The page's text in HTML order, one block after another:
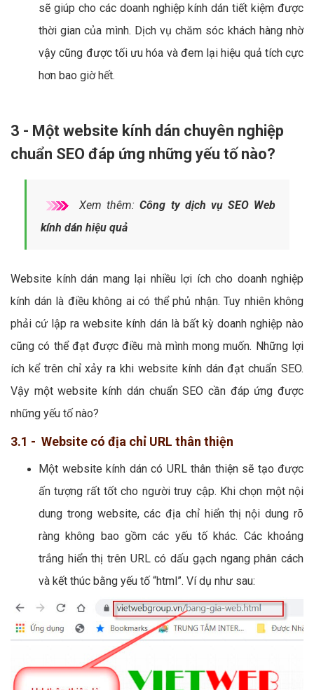
sẽ giúp cho các doanh nghiệp kính dán tiết kiệm được
thời gian của mình. Dịch vụ chăm sóc khách hàng nhờ
vậy cũng được tối ưu hóa và đem lại hiệu quả tích cực
hơn bao giờ hết.
3 - Một website kính dán chuyên nghiệp
chuẩn SEO đáp ứng những yếu tố nào?
Xem thêm:Công ty dịch vụ SEO Web
kính dán hiệu quả
Website kính dán mang lại nhiều lợi ích cho doanh nghiệp
kính dán là điều không ai có thể phủ nhận. Tuy nhiên không
phải cứ lập ra website kính dán là bất kỳ doanh nghiệp nào
cũng có thể đạt được điều mà mình mong muốn. Những lợi
ích kể trên chỉ xảy ra khi website kính dán đạt chuẩn SEO.
Vậy một website kính dán chuẩn SEO cần đáp ứng được
những yếu tố nào?
3.1 - Website có địa chỉ URL thân thiện
Một website kính dán có URL thân thiện sẽ tạo được
ấn tượng rất tốt cho người truy cập. Khi chọn một nội
dung trong website, các địa chỉ hiển thị nội dung rõ
ràng không bao gồm các yếu tố khác. Các khoảng
trắng hiển thị trên URL có dấu gạch ngang phân cách
và kết thúc bằng yếu tố “html”. Ví dụ như sau: